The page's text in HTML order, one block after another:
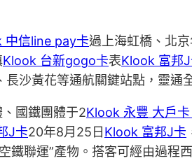
中信line pay卡過上海虹橋、北
Klook 台新gogo卡表Klook 富邦
沙黃花等通航關鍵站點，靈通
、國鐵團體于2Klook 永豐 大戶
J卡20年8月25日 Klook 富邦J卡
鐵聯運”產物。搭客可經由過程